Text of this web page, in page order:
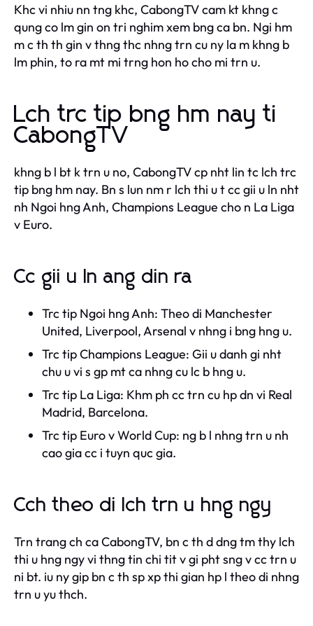
Khc vi nhiu nn tng khc, CabongTV cam kt khng c
qung co lm gin on tri nghim xem bng ca bn. Ngi hm
m c th th gin v thng thc nhng trn cu ny la m khng b
lm phin, to ra mt mi trng hon ho cho mi trn u.
Lch trc tip bng hm nay ti
CabongTV
khng b l bt k trn u no, CabongTV cp nht lin tc lch trc
tip bng hm nay. Bn s lun nm r lch thi u t cc gii u ln nht
nh Ngoi hng Anh, Champions League cho n La Liga
v Euro.
Cc gii u ln ang din ra
Trc tip Ngoi hng Anh: Theo di Manchester
United, Liverpool, Arsenal v nhng i bng hng u.
Trc tip Champions League: Gii u danh gi nht
chu u vi s gp mt ca nhng cu lc b hng u.
Trc tip La Liga: Khm ph cc trn cu hp dn vi Real
Madrid, Barcelona.
Trc tip Euro v World Cup: ng b l nhng trn u nh
cao gia cc i tuyn quc gia.
Cch theo di lch trn u hng ngy
Trn trang ch ca CabongTV, bn c th d dng tm thy lch
thi u hng ngy vi thng tin chi tit v gi pht sng v cc trn u
ni bt. iu ny gip bn c th sp xp thi gian hp l theo di nhng
trn u yu thch.